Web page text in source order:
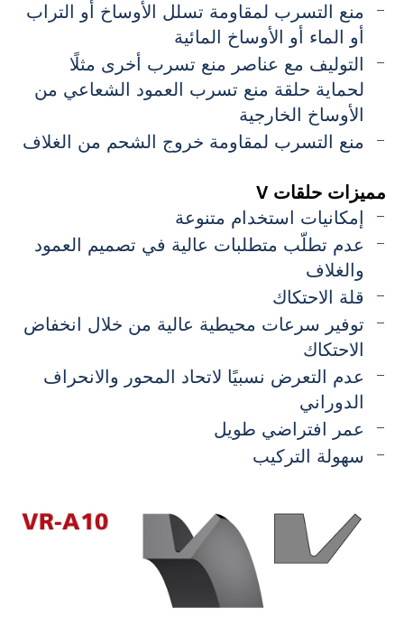
منع التسرب لمقاومة تسلل الأوساخ أو التراب
أو الماء أو الأوساخ المائية
التوليف مع عناصر منع تسرب أخرى مثلًا
لحماية حلقة منع تسرب العمود الشعاعي من
الأوساخ الخارجية
منع التسرب لمقاومة خروج الشحم من الغلاف
مميزات حلقات V
إمكانيات استخدام متنوعة
عدم تطلّب متطلبات عالية في تصميم العمود
والغلاف
قلة الاحتكاك
توفير سرعات محيطية عالية من خلال انخفاض
الاحتكاك
عدم التعرض نسبيًا لاتحاد المحور والانحراف
الدوراني
عمر افتراضي طويل
سهولة التركيب